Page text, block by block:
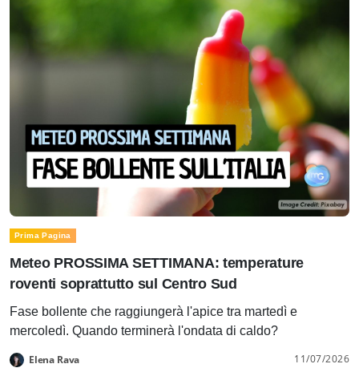
Prima Pagina
Meteo PROSSIMA SETTIMANA: temperature
roventi soprattutto sul Centro Sud
Fase bollente che raggiungerà l'apice tra martedì e
mercoledì. Quando terminerà l'ondata di caldo?
Elena Rava 11/07/2026